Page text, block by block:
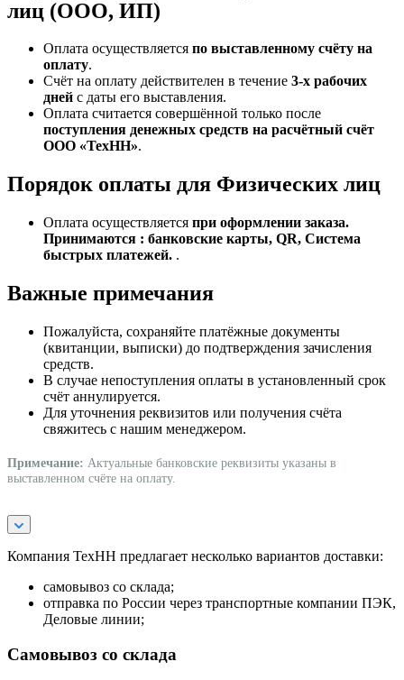
лиц (ООО, ИП)
Оплата осуществляется по выставленному счёту на
оплату.
Счёт на оплату действителен в течение 3‑х рабочих
дней с даты его выставления.
Оплата считается совершённой только после
поступления денежных средств на расчётный счёт
ООО «ТехНН».
Порядок оплаты для Физических лиц
Оплата осуществляется при оформлении заказа.
Принимаются : банковские карты, QR, Система
быстрых платежей. .
Важные примечания
Пожалуйста, сохраняйте платёжные документы
(квитанции, выписки) до подтверждения зачисления
средств.
В случае непоступления оплаты в установленный срок
счёт аннулируется.
Для уточнения реквизитов или получения счёта
свяжитесь с нашим менеджером.
Примечание: Актуальные банковские реквизиты указаны в
выставленном счёте на оплату.
Компания ТехНН предлагает несколько вариантов доставки:
самовывоз со склада;
отправка по России через транспортные компании ПЭК,
Деловые линии;
Самовывоз со склада